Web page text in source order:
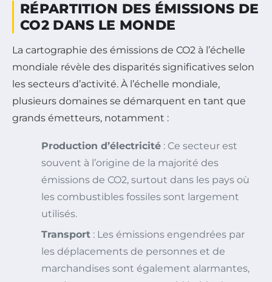
RÉPARTITION DES ÉMISSIONS DE
CO2 DANS LE MONDE
La cartographie des émissions de CO2 à l’échelle
mondiale révèle des disparités significatives selon
les secteurs d’activité. À l’échelle mondiale,
plusieurs domaines se démarquent en tant que
grands émetteurs, notamment :
Production d’électricité : Ce secteur est
souvent à l’origine de la majorité des
émissions de CO2, surtout dans les pays où
les combustibles fossiles sont largement
utilisés.
Transport : Les émissions engendrées par
les déplacements de personnes et de
marchandises sont également alarmantes,